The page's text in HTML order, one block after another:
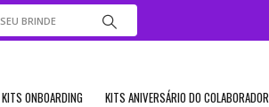
KITS ONBOARDING KITS ANIVERSÁRIO DO COLABORADOR